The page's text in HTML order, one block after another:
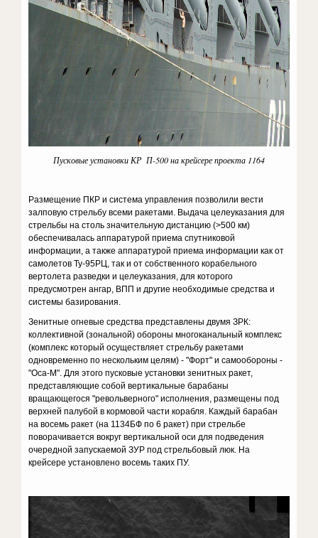
Пусковые установки КР П-500 на крейсере проекта 1164
Размещение ПКР и система управления позволили вести
залповую стрельбу всеми ракетами. Выдача целеуказания для
стрельбы на столь значительную дистанцию (>500 км)
обеспечивалась аппаратурой приема спутниковой
информации, а также аппаратурой приема информации как от
самолетов Ту-95РЦ, так и от собственного корабельного
вертолета разведки и целеуказания, для которого
предусмотрен ангар, ВПП и другие необходимые средства и
системы базирования.
Зенитные огневые средства представлены двумя ЗРК:
коллективной (зональной) обороны многоканальный комплекс
(комплекс который осуществляет стрельбу ракетами
одновременно по нескольким целям) - "Форт" и самообороны -
"Оса-М". Для этого пусковые установки зенитных ракет,
представляющие собой вертикальные барабаны
вращающегося "револьверного" исполнения, размещены под
верхней палубой в кормовой части корабля. Каждый барабан
на восемь ракет (на 1134БФ по 6 ракет) при стрельбе
поворачивается вокруг вертикальной оси для подведения
очередной запускаемой ЗУР под стрельбовый люк. На
крейсере установлено восемь таких ПУ.